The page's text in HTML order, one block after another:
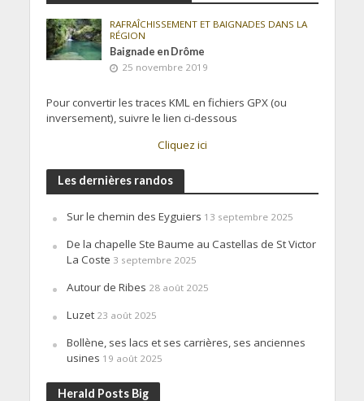
RAFRAÎCHISSEMENT ET BAIGNADES DANS LA
RÉGION
Baignade en Drôme
25 novembre 2019
Pour convertir les traces KML en fichiers GPX (ou
inversement), suivre le lien ci-dessous
Cliquez ici
Les dernières randos
Sur le chemin des Eyguiers 13 septembre 2025
De la chapelle Ste Baume au Castellas de St Victor
La Coste 3 septembre 2025
Autour de Ribes 28 août 2025
Luzet 23 août 2025
Bollène, ses lacs et ses carrières, ses anciennes
usines 19 août 2025
Herald Posts Big